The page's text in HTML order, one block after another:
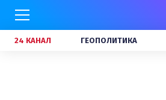
24 КАНАЛ ГЕОПОЛИТИКА